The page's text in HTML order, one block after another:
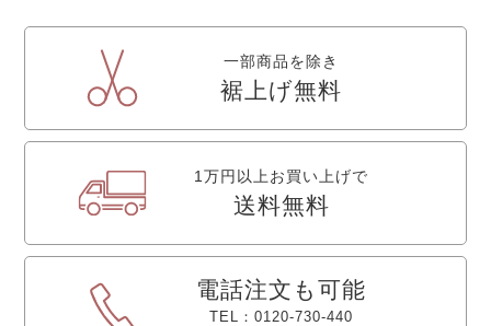
一部商品を除き
裾上げ無料
1万円以上お買い上げで
送料無料
電話注文も可能
TEL：0120-730-440